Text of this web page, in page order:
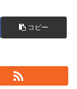
コピー